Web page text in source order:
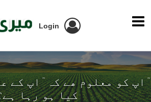
Login
ٓاپ کو معلوم ھے کہ ٓاپ کے
کیا ہو رہا